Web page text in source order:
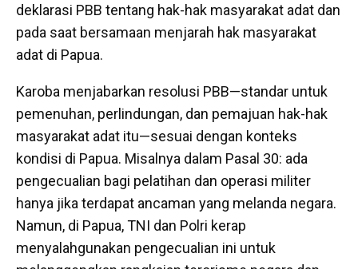
deklarasi PBB tentang hak-hak masyarakat adat dan
pada saat bersamaan menjarah hak masyarakat
adat di Papua.
Karoba menjabarkan resolusi PBB—standar untuk
pemenuhan, perlindungan, dan pemajuan hak-hak
masyarakat adat itu—sesuai dengan konteks
kondisi di Papua. Misalnya dalam Pasal 30: ada
pengecualian bagi pelatihan dan operasi militer
hanya jika terdapat ancaman yang melanda negara.
Namun, di Papua, TNI dan Polri kerap
menyalahgunakan pengecualian ini untuk